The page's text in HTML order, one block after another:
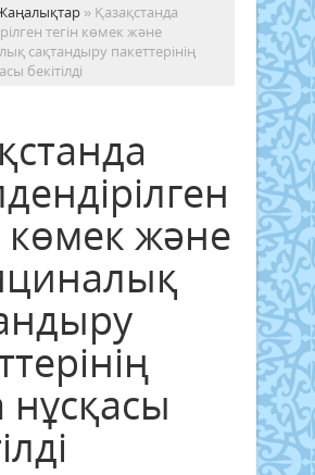
» Қазақстанда
тегін көмек және
сақтандыру пакеттерінің
бекітілді
көмек және